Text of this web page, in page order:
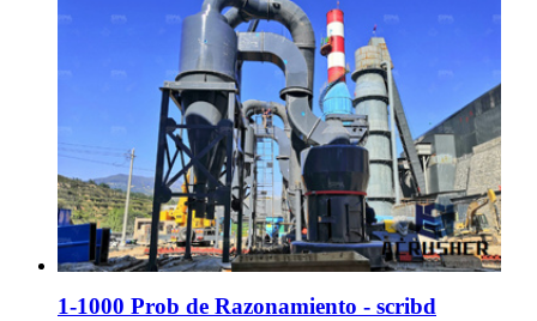
1-1000 Prob de Razonamiento - scribd